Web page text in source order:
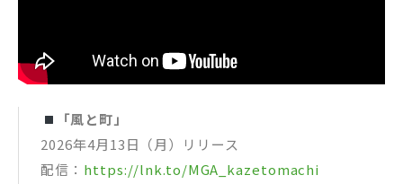
「風と町」
2026年4月13日（月）リリース
配信： https://lnk.to/MGA_kazetomachi